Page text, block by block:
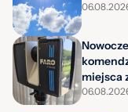
miejsca